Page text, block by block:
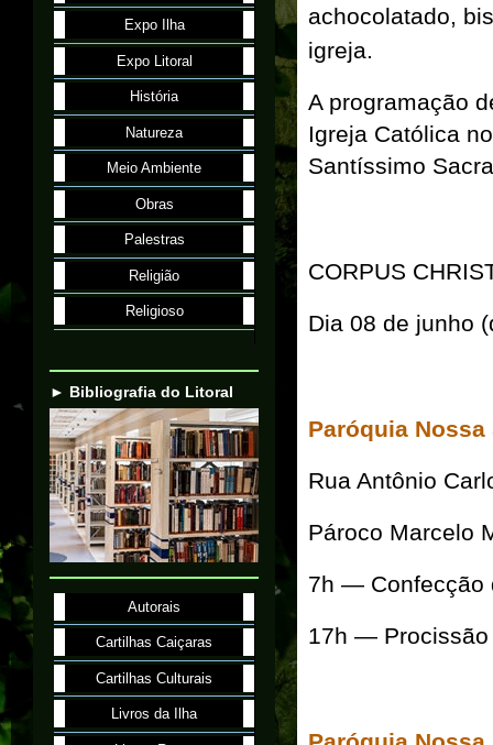
achocolatado,
igreja.
A programação
Igreja Católica
Santíssimo
CORPUS
Dia 08 de junho
Paróquia
Rua Antônio
Pároco Marcelo
7h — Confecção
17h — Procissão
Expo Ilha
Expo Litoral
História
Natureza
Meio Ambiente
Obras
Palestras
Religião
Religioso
► Bibliografia do Litoral
Autorais
Cartilhas Caiçaras
Cartilhas Culturais
Livros da Ilha